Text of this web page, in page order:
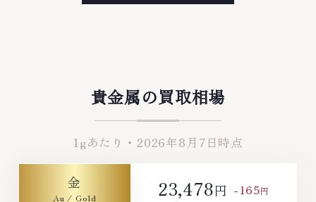
リーや ブランド品・時計等は特
ており、他店ではお値段の付かな
かったお品物でも、一点一点丁寧
959-764営業時間: 10:00～
貴金属・宝石・ダイヤモンド・ジ
計、多くのお品物の高価買取りを
実現しており、他店ではお値段の
軽にご連絡ください。TEL:
貴金属の買取相場
1gあたり・ 2026年8月7日時点
金 23,478円 -165円